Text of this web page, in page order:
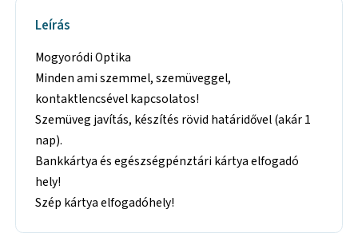
Leírás
Mogyoródi Optika
Minden ami szemmel, szemüveggel,
kontaktlencsével kapcsolatos!
Szemüveg javítás, készítés rövid határidővel (akár 1
nap).
Bankkártya és egészségpénztári kártya elfogadó
hely!
Szép kártya elfogadóhely!